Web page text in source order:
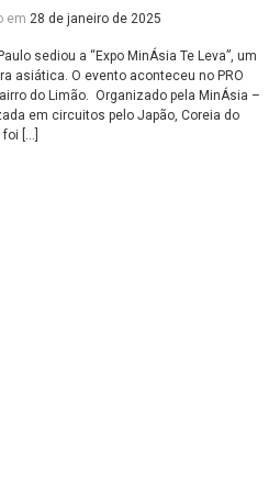
em 28 de janeiro de 2025
sediou a “Expo MinÁsia Te Leva”, um
asiática. O evento aconteceu no PRO
do Limão. Organizado pela MinÁsia –
em circuitos pelo Japão, Coreia do
[…]